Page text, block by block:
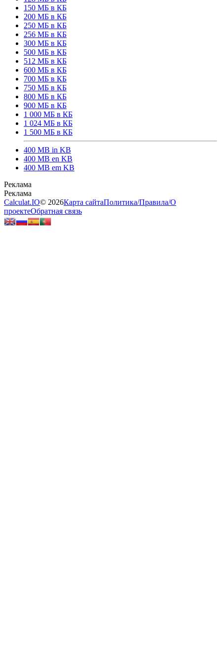
150 МБ в КБ
200 МБ в КБ
250 МБ в КБ
256 МБ в КБ
300 МБ в КБ
500 МБ в КБ
512 МБ в КБ
600 МБ в КБ
700 МБ в КБ
750 МБ в КБ
800 МБ в КБ
900 МБ в КБ
1 000 МБ в КБ
1 024 МБ в КБ
1 500 МБ в КБ
400 MB in KB
400 MB en KB
400 MB em KB
Calculat.IO© 2026Карта сайтаПолитика/Правила/О
проектеОбратная связь